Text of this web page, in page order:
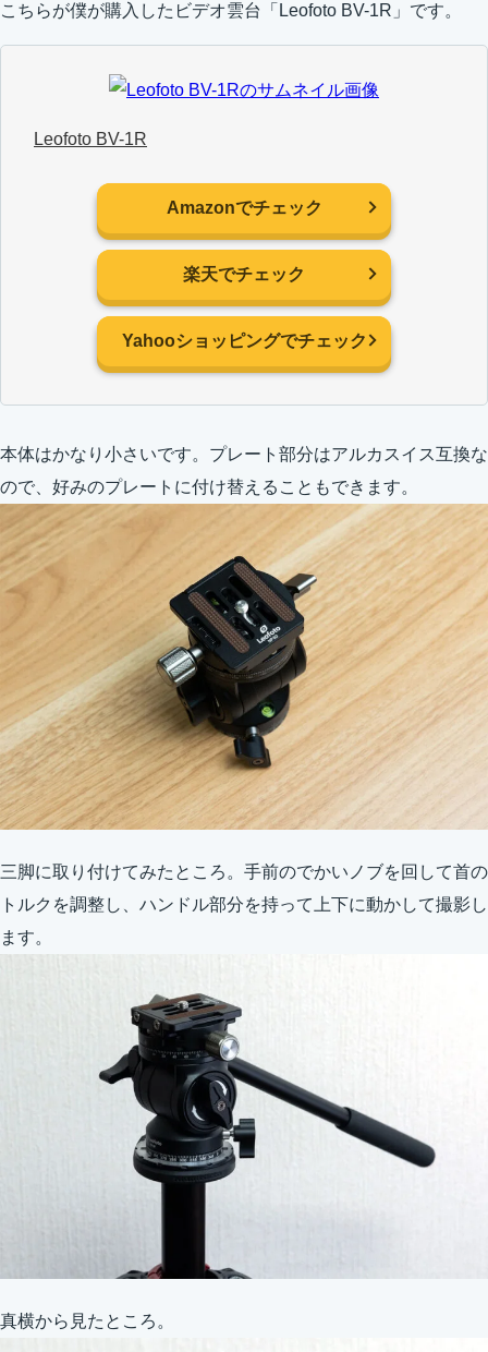
こちらが僕が購入したビデオ雲台「Leofoto BV-1R」です。
Leofoto BV-1R
Amazonでチェック
楽天でチェック
Yahooショッピングでチェック
本体はかなり小さいです。プレート部分はアルカスイス互換な
ので、好みのプレートに付け替えることもできます。
三脚に取り付けてみたところ。手前のでかいノブを回して首の
トルクを調整し、ハンドル部分を持って上下に動かして撮影し
ます。
真横から見たところ。